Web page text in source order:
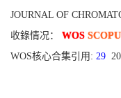
JOURNAL OF
收錄情况： WOS
WOS核心合集引用: 29